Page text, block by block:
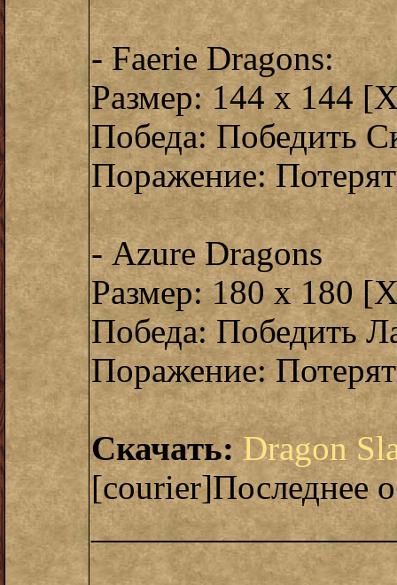
- Faerie Dragons:
Размер: 144 x 144
Победа: Победить
Поражение:
- Azure Dragons
Размер: 180 x 180
Победа: Победить
Поражение:
Скачать: Dragon
[courier]Последнее